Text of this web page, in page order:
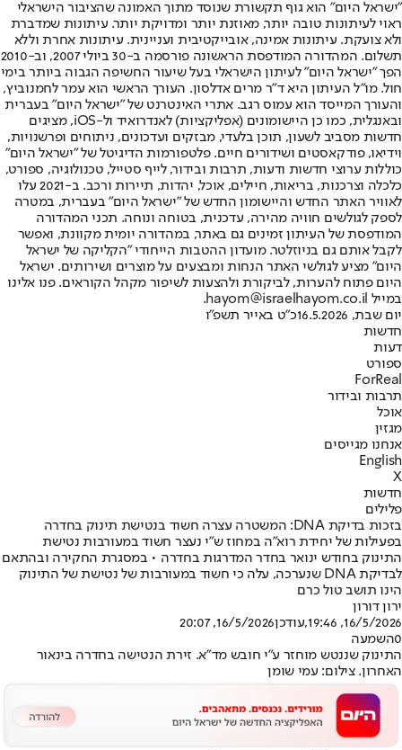
"ישראל היום" הוא גוף תקשורת שנוסד מתוך האמונה שהציבור הישראלי
ראוי לעיתונות טובה יותר, מאוזנת יותר ומדויקת יותר. עיתונות שמדברת
ולא צועקת. עיתונות אמינה, אובייקטיבית ועניינית. עיתונות אחרת וללא
תשלום. המהדורה המודפסת הראשונה פורסמה ב-30 ביולי 2007, וב-2010
הפך "ישראל היום" לעיתון הישראלי בעל שיעור החשיפה הגבוה ביותר בימי
חול. מו"ל העיתון היא ד"ר מרים אדלסון. העורך הראשי הוא עמר לחמנוביץ,
והעורך המייסד הוא עמוס רגב. אתרי האינטרנט של "ישראל היום" בעברית
ובאנגלית, כמו כן היישומונים (אפליקציות) לאנדרואיד ול-iOS, מציגים
חדשות מסביב לשעון, תוכן בלעדי, מבזקים ועדכונים, ניתוחים ופרשנויות,
וידיאו, פודקאסטים ושידורים חיים. פלטפורמות הדיגיטל של "ישראל היום"
כוללות ערוצי חדשות ודעות, תרבות ובידור, לייף סטייל, טכנולוגיה, ספורט,
כלכלה וצרכנות, בריאות, חיילים, אוכל, יהדות, תיירות ורכב. ב-2021 עלו
לאוויר האתר החדש והיישומון החדש של "ישראל היום" בעברית, במטרה
לספק לגולשים חוויה מהירה, עדכנית, בטוחה ונוחה. תכני המהדורה
המודפסת של העיתון זמינים גם באתר, במהדורה יומית מקוונת, ואפשר
לקבל אותם גם בניוזלטר. מועדון ההטבות הייחודי "הקליקה של ישראל
היום" מציע לגולשי האתר הנחות ומבצעים על מוצרים ושירותים. ישראל
היום פתוח להערות, לביקורת ולהצעות לשיפור מקהל הקוראים. פנו אלינו
במייל hayom@israelhayom.co.il.
יום שבת, 16.5.2026
כ"ט באייר תשפ"ו
חדשות
דעות
ספורט
ForReal
תרבות ובידור
אוכל
מגזין
אנחנו מגייסים
English
X
חדשות
פלילים
בזכות בדיקת DNA: המשטרה עצרה חשוד בנטישת תינוק בחדרה
בפעילות של יחידת רוא״ה במחוז ש״י נעצר חשוד במעורבות נטישת
התינוק בחודש ינואר בחדר המדרגות בחדרה • במסגרת החקירה ובהתאם
לבדיקת DNA שנערכה, עלה כי חשוד במעורבות של נטישת של התינוק
הינו תושב טול כרם
ירון דורון
16/5/2026, 19:46
,עודכן16/5/2026, 20:07
0השמעה
התינוק שננטש מוחזר ע"י חובש מד"א. זירת הנטישה בחדרה בינאור
האחרון. צילום: עמי שומן